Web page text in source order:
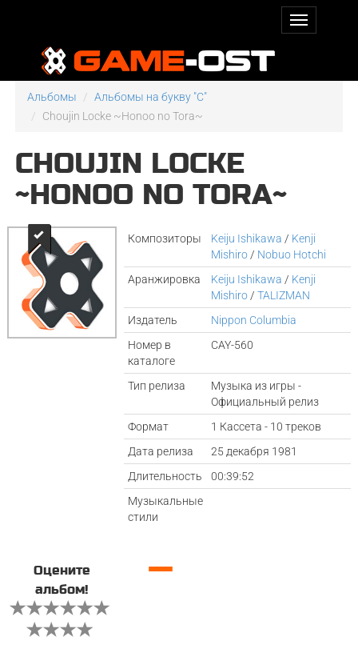
Альбомы
Альбомы на букву "C"
Choujin Locke ~Honoo no Tora~
CHOUJIN LOCKE
~HONOO NO TORA~
Композиторы Keiju Ishikawa / Kenji
Mishiro / Nobuo Hotchi
Аранжировка
Keiju Ishikawa / Kenji
Mishiro /TALIZMAN
Издатель
Nippon Columbia
Номер в
каталоге
CAY-560
Тип релиза
Музыка из игры -
Официальный релиз
Формат
1 Кассета - 10 треков
Дата релиза
25 декабря 1981
Длительность
00:39:52
Музыкальные
стили
Оцените
альбом!
—